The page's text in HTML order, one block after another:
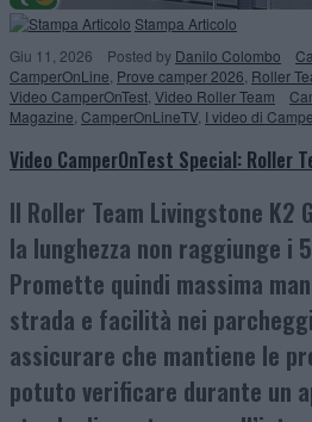
Stampa Articolo
Giu 11, 2026
Posted by Danilo Colombo
CamperOnLine Prove camper 2026 Roller
Video CamperOnTest Video Roller Team
Magazine CamperOnLineTV, I video di
Video CamperOnTest Special: Roller
Il Roller Team Livingstone K2
la lunghezza non raggiunge i
Promette quindi massima
strada e facilità nei
assicurare che mantiene le
potuto verificare durante un